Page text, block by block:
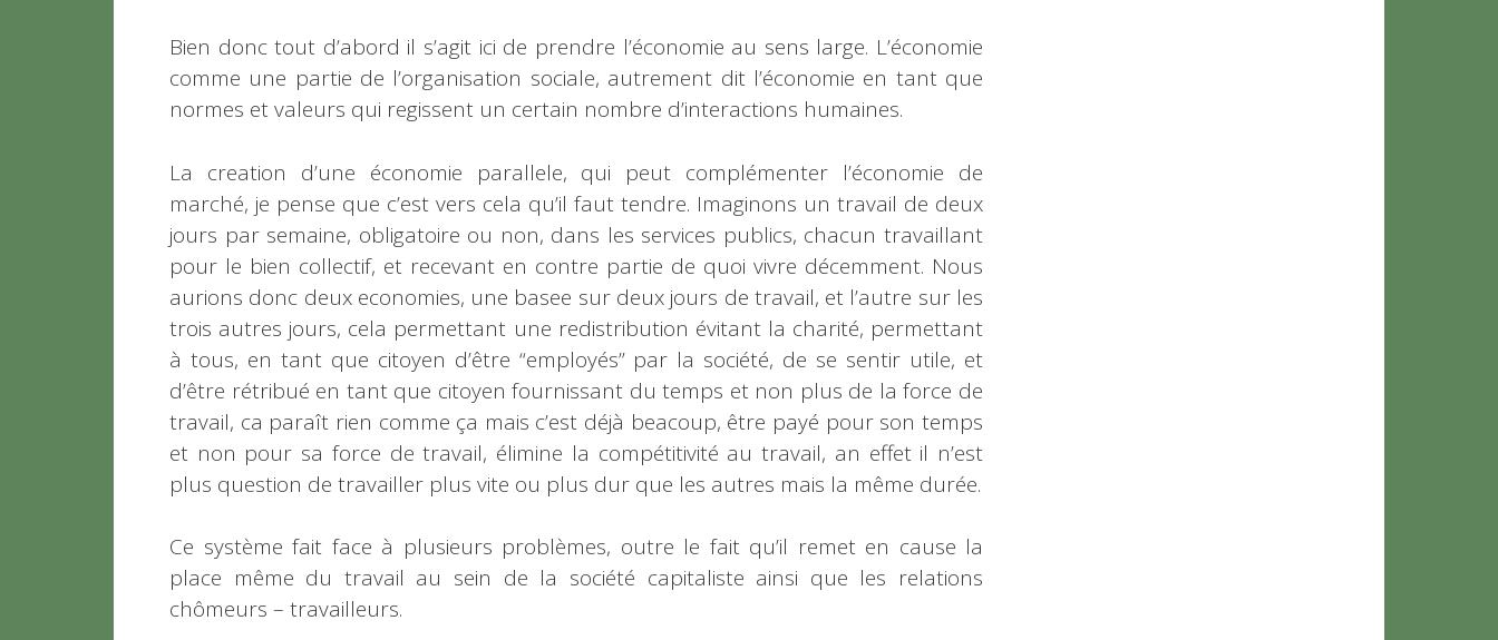
Bien donc tout d’abord il s’agit ici de prendre l’économie au sens large. L’économie
comme une partie de l’organisation sociale, autrement dit l’économie en tant que
normes et valeurs qui regissent un certain nombre d’interactions humaines.
La creation d’une économie parallele, qui peut complémenter l’économie de
marché, je pense que c’est vers cela qu’il faut tendre. Imaginons un travail de deux
jours par semaine, obligatoire ou non, dans les services publics, chacun travaillant
pour le bien collectif, et recevant en contre partie de quoi vivre décemment. Nous
aurions donc deux economies, une basee sur deux jours de travail, et l’autre sur les
trois autres jours, cela permettant une redistribution évitant la charité, permettant
à tous, en tant que citoyen d’être “employés” par la société, de se sentir utile, et
d’être rétribué en tant que citoyen fournissant du temps et non plus de la force de
travail, ca paraît rien comme ça mais c’est déjà beacoup, être payé pour son temps
et non pour sa force de travail, élimine la compétitivité au travail, an effet il n’est
plus question de travailler plus vite ou plus dur que les autres mais la même durée.
Ce système fait face à plusieurs problèmes, outre le fait qu’il remet en cause la
place même du travail au sein de la société capitaliste ainsi que les relations
chômeurs – travailleurs.